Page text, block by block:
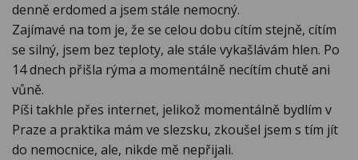
denně erdomed a jsem stále nemocný.
Zajímavé na tom je, že se celou dobu cítím stejně, cítím
se silný, jsem bez teploty, ale stále vykašlávám hlen. Po
14 dnech přišla rýma a momentálně necítím chutě ani
vůně.
Píši takhle přes internet, jelikož momentálně bydlím v
Praze a praktika mám ve slezsku, zkoušel jsem s tím jít
do nemocnice, ale, nikde mě nepřijali.